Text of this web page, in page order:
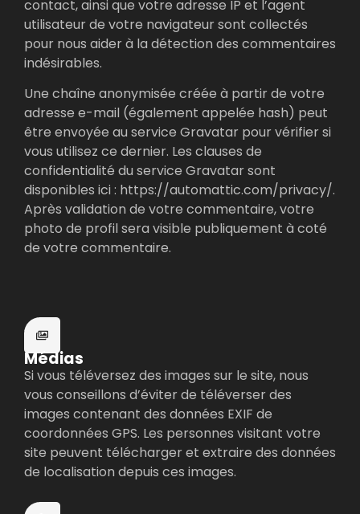
contact, ainsi que votre adresse IP et l’agent
utilisateur de votre navigateur sont collectés
pour nous aider à la détection des commentaires
indésirables.
Une chaîne anonymisée créée à partir de votre
adresse e-mail (également appelée hash) peut
être envoyée au service Gravatar pour vérifier si
vous utilisez ce dernier. Les clauses de
confidentialité du service Gravatar sont
disponibles ici : https://automattic.com/privacy/.
Après validation de votre commentaire, votre
photo de profil sera visible publiquement à coté
de votre commentaire.
Médias
Si vous téléversez des images sur le site, nous
vous conseillons d’éviter de téléverser des
images contenant des données EXIF de
coordonnées GPS. Les personnes visitant votre
site peuvent télécharger et extraire des données
de localisation depuis ces images.